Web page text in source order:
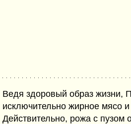
Ведя здоровый образ жизни,
исключительно жирное мясо
Действительно, рожа с пузом